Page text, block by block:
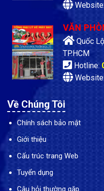
VĂN
Quốc
TP.HCM
Hotline:
Về Chúng Tôi
Chính sách bảo mật
Giới thiệu
Cấu trúc trang Web
Tuyển dụng
Câu hỏi thường gặp